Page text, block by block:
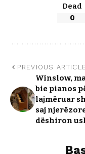
Dead
0
PREVIOUS ARTICLE
Winslow,
bie pianos
lajmëruar
saj
dëshiron